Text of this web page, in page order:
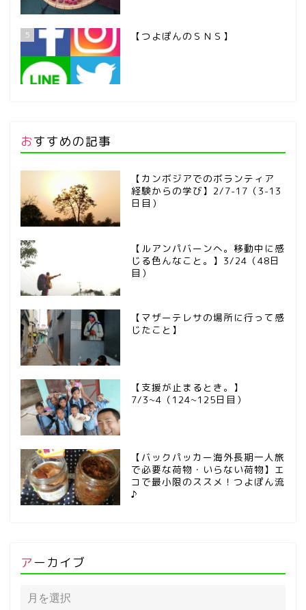
5 【つよぽんのＳＮＳ】
おすすめの記事
【カンボジアでのボランティア
経験からの学び】2/7-17（3-13
日目）
【ルアンパバーンへ。移動中に感
じる色んなこと。】3/24（48日
目）
【マザーテレサの場所に行って感
じたこと】
【支援が止まるとき。】
7/3~4（124~125日目）
【バックパッカー海外長期一人旅
で必要な荷物・いらない荷物】エ
コで最小限のススメ！つよぽん流
♪
アーカイブ